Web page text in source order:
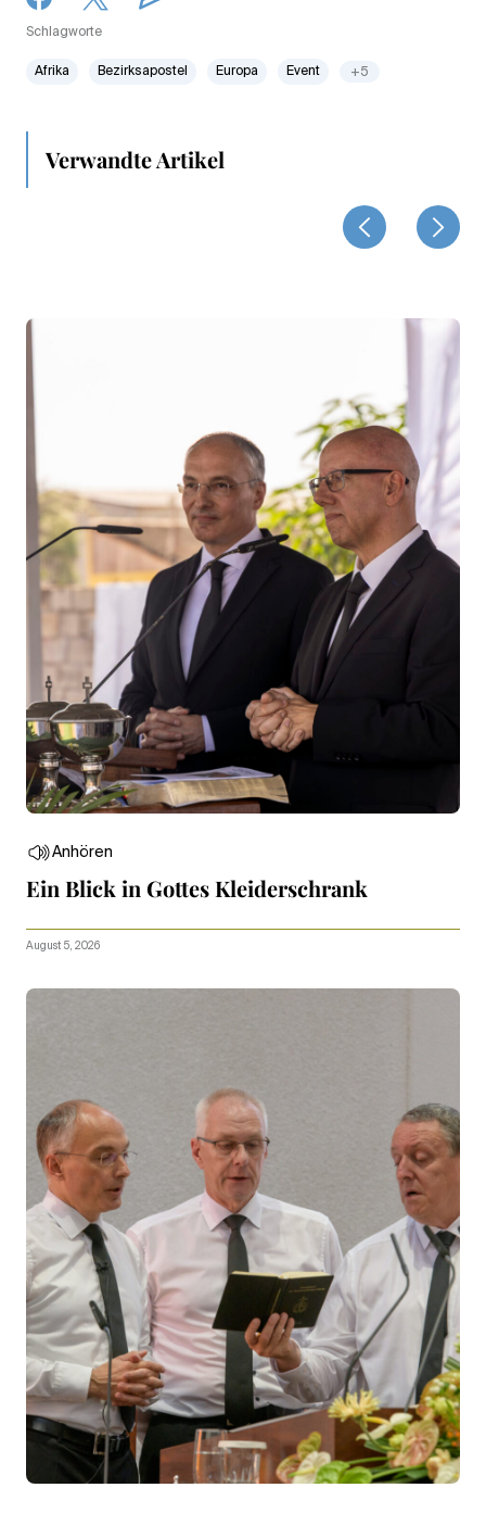
Schlagworte
Afrika Bezirksapostel Europa Event +5
Verwandte Artikel
Anhören
Ein Blick in Gottes Kleiderschrank
August 5, 2026